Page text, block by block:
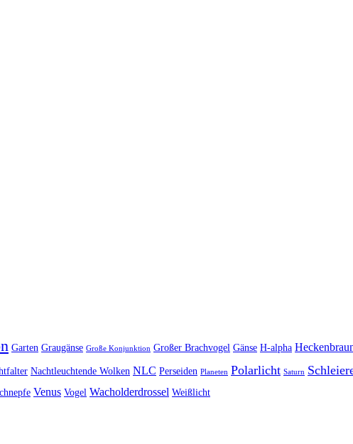
Garten Graugänse Große Konjunktion Großer Brachvogel Gänse H-alpha
Nachtleuchtende Wolken NLC Perseiden Planeten Polarlicht Saturn
Venus Vogel Wacholderdrossel Weißlicht